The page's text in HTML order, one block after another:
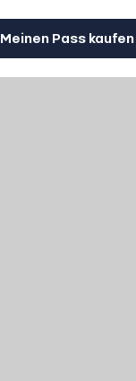
Meinen Pass kaufen